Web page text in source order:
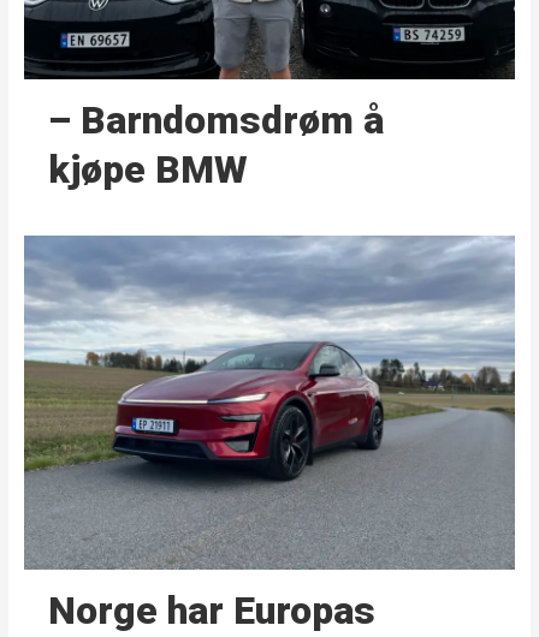
– Barndoms­drøm å
kjøpe BMW
Norge har Europas